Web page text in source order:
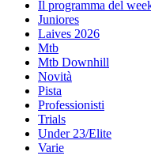
Il programma del
Juniores
Laives 2026
Mtb
Mtb Downhill
Novità
Pista
Professionisti
Trials
Under 23/Elite
Varie